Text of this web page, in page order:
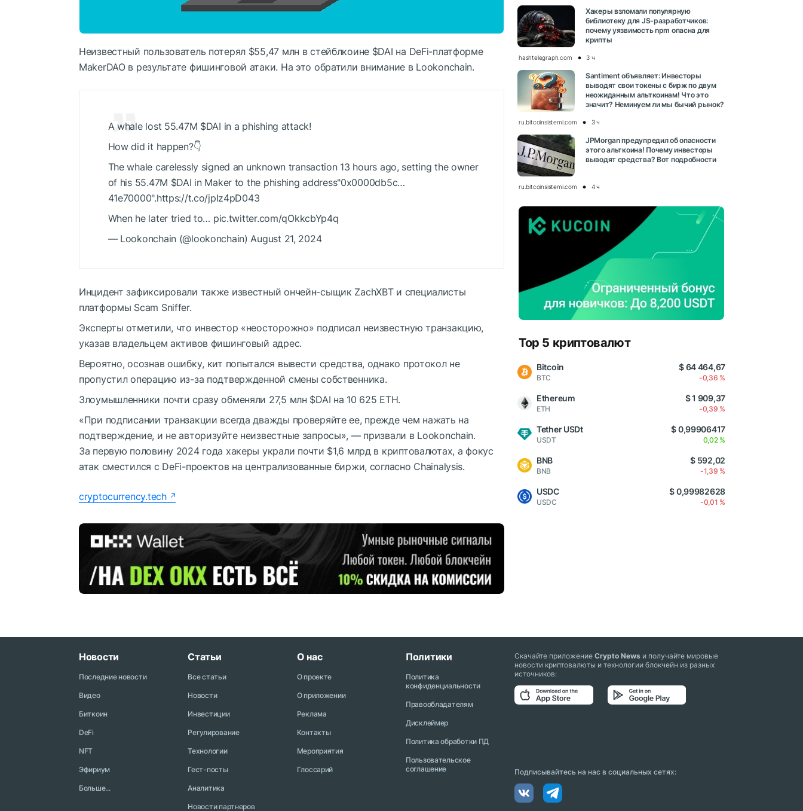
Неизвестный пользователь потерял $55,47 млн в стейблкоине $DAI на DeFi-платформе
MakerDAO в результате фишинговой атаки. На это обратили внимание в Lookonchain.
A whale lost 55.47M $DAI in a phishing attack!
How did it happen?👇
The whale carelessly signed an unknown transaction 13 hours ago, setting the owner
of his 55.47M $DAI in Maker to the phishing address"0x0000db5c…
41e70000".https://t.co/jpIz4pD043
When he later tried to… pic.twitter.com/qOkkcbYp4q
— Lookonchain (@lookonchain) August 21, 2024
Инцидент зафиксировали также известный ончейн-сыщик ZachXBT и специалисты
платформы Scam Sniffer.
Эксперты отметили, что инвестор «неосторожно» подписал неизвестную транзакцию,
указав владельцем активов фишинговый адрес.
Вероятно, осознав ошибку, кит попытался вывести средства, однако протокол не
пропустил операцию из-за подтвержденной смены собственника.
Злоумышленники почти сразу обменяли 27,5 млн $DAI на 10 625 ETH.
«При подписании транзакции всегда дважды проверяйте ее, прежде чем нажать на
подтверждение, и не авторизуйте неизвестные запросы», — призвали в Lookonchain.
За первую половину 2024 года хакеры украли почти $1,6 млрд в криптовалютах, а фокус
атак сместился с DeFi-проектов на централизованные биржи, согласно Chainalysis.
cryptocurrency.tech
Хакеры взломали популярную
библиотеку для JS-разработчиков:
почему уязвимость npm опасна для
крипты
hashtelegraph.com 3 ч
Santiment объявляет: Инвесторы
выводят свои токены с бирж по двум
неожиданным альткоинам! Что это
значит? Неминуем ли мы бычий рынок?
ru.bitcoinsistemi.com 3 ч
JPMorgan предупредил об опасности
этого альткоина! Почему инвесторы
выводят средства? Вот подробности
ru.bitcoinsistemi.com 4 ч
Top 5 криптовалют
Bitcoin
BTC
$ 64 464,67
-0,36 %
Ethereum
ETH
$ 1 909,37
-0,39 %
Tether USDt
USDT
$ 0,99906417
0,02 %
BNB
BNB
$ 592,02
-1,39 %
USDC
USDC
$ 0,99982628
-0,01 %
Новости
Последние новости
Видео
Биткоин
DeFi
NFT
Эфириум
Больше...
Статьи
Все статьи
Новости
Инвестиции
Регулирование
Технологии
Гест-посты
Аналитика
Новости партнеров
О нас
О проекте
О приложении
Реклама
Контакты
Мероприятия
Глоссарий
Политики
Политика
конфиденциальности
Правообладателям
Дисклеймер
Политика обработки ПД
Пользовательское
соглашение
Скачайте приложениеCrypto News и получайте мировые
новости криптовалюты и технологии блокчейн из разных
источников:
Подписывайтесь на нас в социальных сетях: